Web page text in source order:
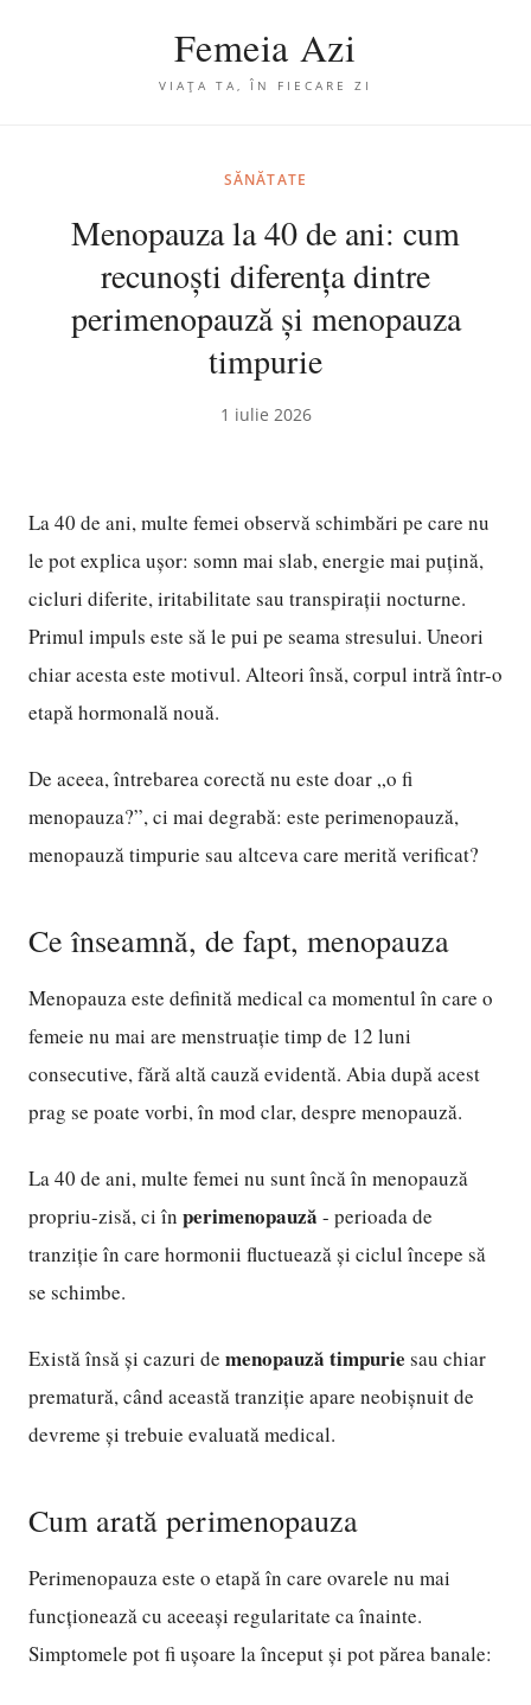
Femeia Azi
VIAȚA TA, ÎN FIECARE ZI
SĂNĂTATE
Menopauza la 40 de ani: cum
recunoști diferența dintre
perimenopauză și menopauza
timpurie
1 iulie 2026
La 40 de ani, multe femei observă schimbări pe care nu
le pot explica ușor: somn mai slab, energie mai puțină,
cicluri diferite, iritabilitate sau transpirații nocturne.
Primul impuls este să le pui pe seama stresului. Uneori
chiar acesta este motivul. Alteori însă, corpul intră într-o
etapă hormonală nouă.
De aceea, întrebarea corectă nu este doar „o fi
menopauza?”, ci mai degrabă: este perimenopauză,
menopauză timpurie sau altceva care merită verificat?
Ce înseamnă, de fapt, menopauza
Menopauza este definită medical ca momentul în care o
femeie nu mai are menstruație timp de 12 luni
consecutive, fără altă cauză evidentă. Abia după acest
prag se poate vorbi, în mod clar, despre menopauză.
La 40 de ani, multe femei nu sunt încă în menopauză
propriu-zisă, ci în perimenopauză - perioada de
tranziție în care hormonii fluctuează și ciclul începe să
se schimbe.
Există însă și cazuri de menopauză timpurie sau chiar
prematură, când această tranziție apare neobișnuit de
devreme și trebuie evaluată medical.
Cum arată perimenopauza
Perimenopauza este o etapă în care ovarele nu mai
funcționează cu aceeași regularitate ca înainte.
Simptomele pot fi ușoare la început și pot părea banale: